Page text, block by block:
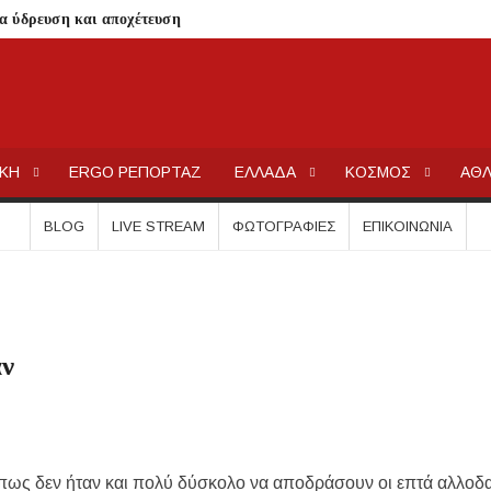
ύδρευση και αποχέτευση
ΣΤΟ ΠΛΑΤΑΝΟΧΩΡΙ ΚΑΙ ΣΤΗ ΣΑΡΑΚΗΝΑ
Γυμνασίου Νέας Προποντίδας
«ΠΡΟΛΑΜΒΑΝΩ» έως το 2030
μικροβιολογική επιβάρυνση
στις εκκλησίες
ERGO ΡΕΠΟΡΤΑΖ ΕΛΛΑΔΑ ΚΟΣΜΟΣ
BLOG LIVE STREAM ΦΩΤΟΓΡΑΦΊΕΣ ΕΠΙΚΟΙΝΩΝΊΑ
δεν ήταν και πολύ δύσκολο να αποδράσουν οι επτά